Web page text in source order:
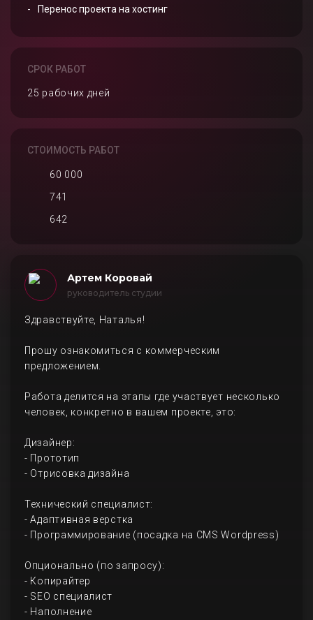
Перенос проекта на хостинг
СРОК РАБОТ
25 рабочих дней
СТОИМОСТЬ РАБОТ
60 000
741
642
Артем Коровай
руководитель студии
Здравствуйте, Наталья!
Прошу ознакомиться с коммерческим
предложением.
Работа делится на этапы где участвует несколько
человек, конкретно в вашем проекте, это:
Дизайнер:
- Прототип
- Отрисовка дизайна
Технический специалист:
- Адаптивная верстка
- Программирование (посадка на CMS Wordpress)
Опционально (по запросу):
- Копирайтер
- SEO специалист
- Наполнение